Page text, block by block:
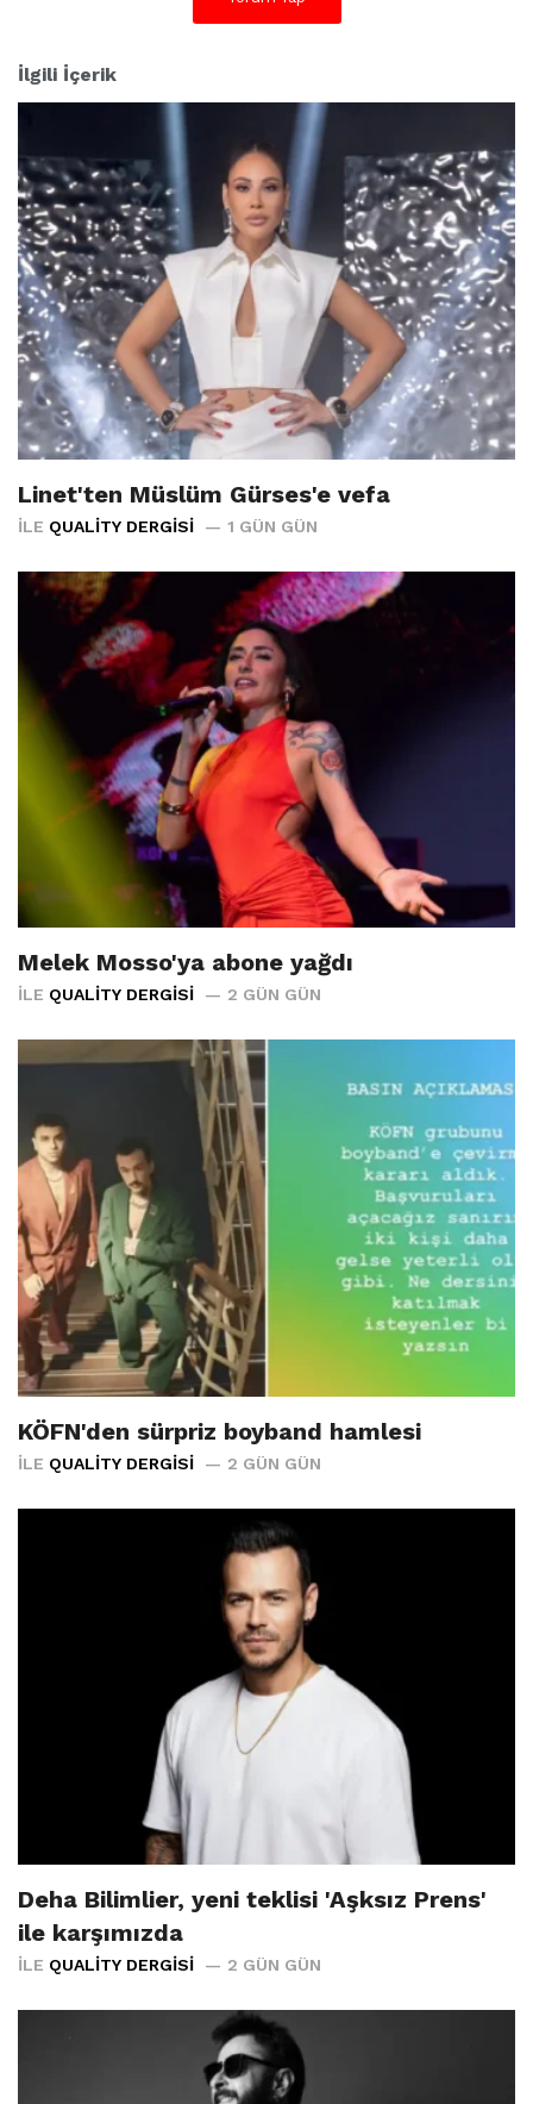
İlgili İçerik
Linet'ten Müslüm Gürses'e vefa
İLE QUALITY DERGISI 1 GÜN GÜN
Melek Mosso'ya abone yağdı
İLE QUALITY DERGISI 2 GÜN GÜN
KÖFN'den sürpriz boyband hamlesi
İLE QUALITY DERGISI 2 GÜN GÜN
Deha Bilimlier, yeni teklisi 'Aşksız Prens'
ile karşımızda
İLE QUALITY DERGISI 2 GÜN GÜN